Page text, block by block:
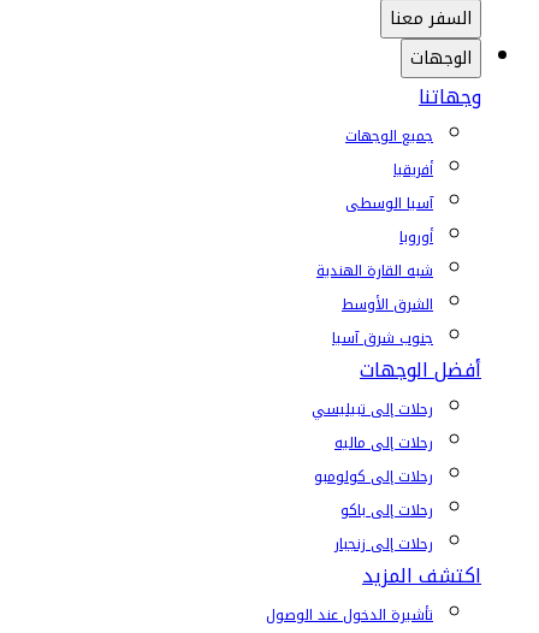
السفر معنا
الوجهات
وجهاتنا
جميع الوجهات
أفريقيا
آسيا الوسطى
أوروبا
شبه القارة الهندية
الشرق الأوسط
جنوب شرق آسيا
أفضل الوجهات
رحلات إلى تبيليسي
رحلات إلى ماليه
رحلات إلى كولومبو
رحلات إلى باكو
رحلات إلى زنجبار
اكتشف المزيد
تأشيرة الدخول عند الوصول